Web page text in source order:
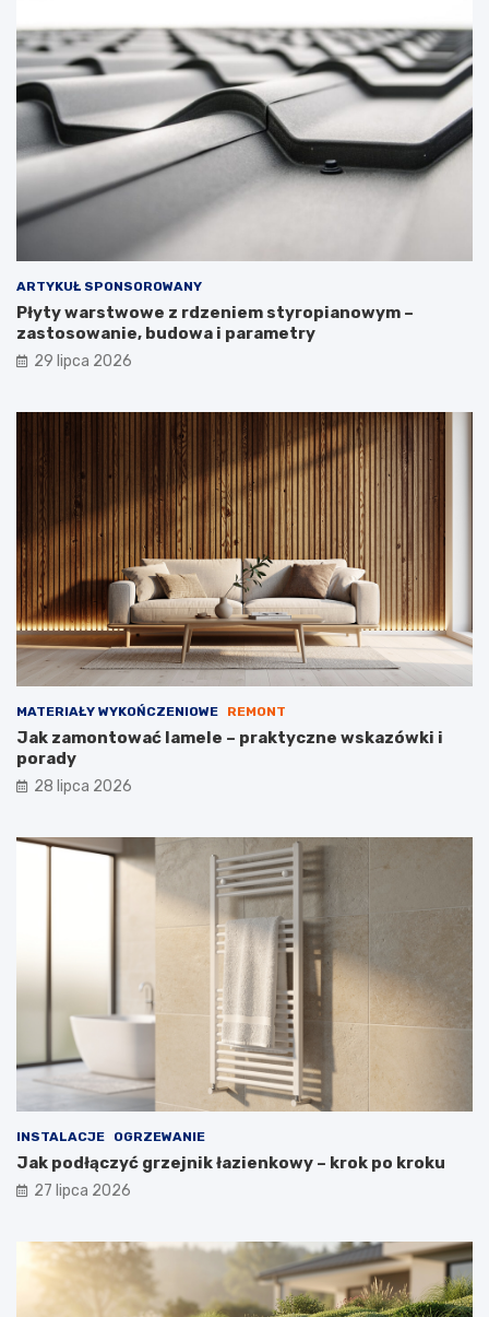
ARTYKUŁ SPONSOROWANY
Płyty warstwowe z rdzeniem styropianowym –
zastosowanie, budowa i parametry
29 lipca 2026
MATERIAŁY WYKOŃCZENIOWE REMONT
Jak zamontować lamele – praktyczne wskazówki i
porady
28 lipca 2026
INSTALACJE OGRZEWANIE
Jak podłączyć grzejnik łazienkowy – krok po kroku
27 lipca 2026